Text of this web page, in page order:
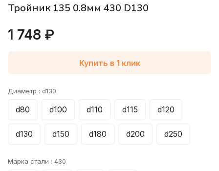
Тройник 135 0.8мм 430 D130
1 748 ₽
Купить в 1 клик
Диаметр : d130
d80 d100 d110 d115 d120
d130 d150 d180 d200 d250
Марка стали : 430